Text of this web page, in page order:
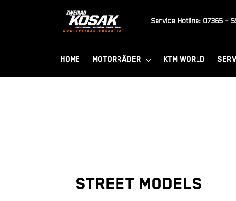
Service Hotline: 07365 –
HOME MOTORRÄDER KTM WORLD
STREET MODELS